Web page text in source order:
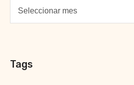
Tags